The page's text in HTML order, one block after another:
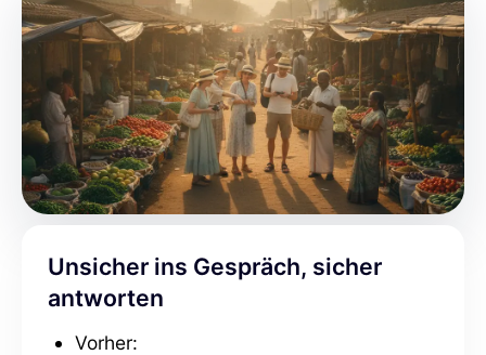
Unsicher ins Gespräch, sicher
antworten
Vorher: